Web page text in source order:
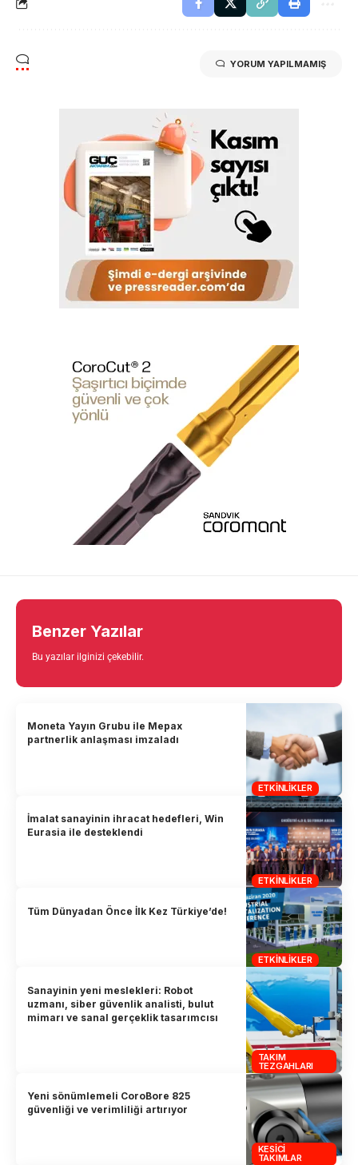
YORUM YAPILMAMIŞ
Benzer Yazılar
Bu yazılar ilginizi çekebilir.
ETKINLIKLER
Moneta Yayın Grubu ile Mepax
partnerlik anlaşması imzaladı
ETKINLIKLER
İmalat sanayinin ihracat hedefleri, Win
Eurasia ile desteklendi
ETKINLIKLER
Tüm Dünyadan Önce İlk Kez Türkiye’de!
TAKIM
TEZGAHLARI
Sanayinin yeni meslekleri: Robot
uzmanı, siber güvenlik analisti, bulut
mimarı ve sanal gerçeklik tasarımcısı
KESICI
TAKIMLAR
Yeni sönümlemeli CoroBore 825
güvenliği ve verimliliği artırıyor